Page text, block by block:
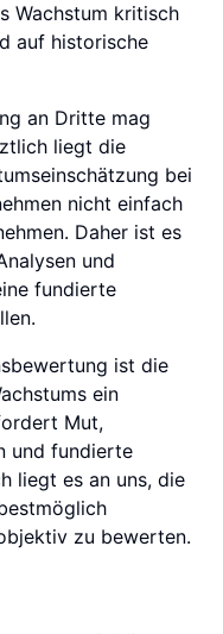
Wachstum kritisch
auf historische
an Dritte mag
liegt die
bei
nicht einfach
Daher ist es
und
fundierte
ist die
ein
Mut,
und fundierte
liegt es an uns, die
zu bewerten.